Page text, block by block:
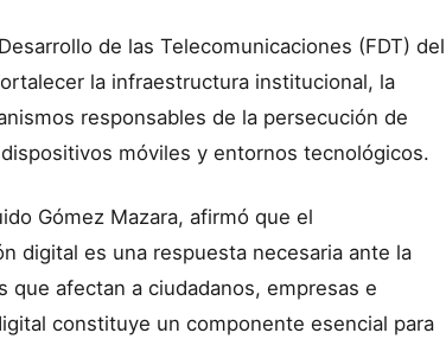
de las Telecomunicaciones (FDT) del
la infraestructura institucional, la
responsables de la persecución de
móviles y entornos tecnológicos.
Gómez Mazara, afirmó que el
digital es una respuesta necesaria ante la
afectan a ciudadanos, empresas e
constituye un componente esencial para